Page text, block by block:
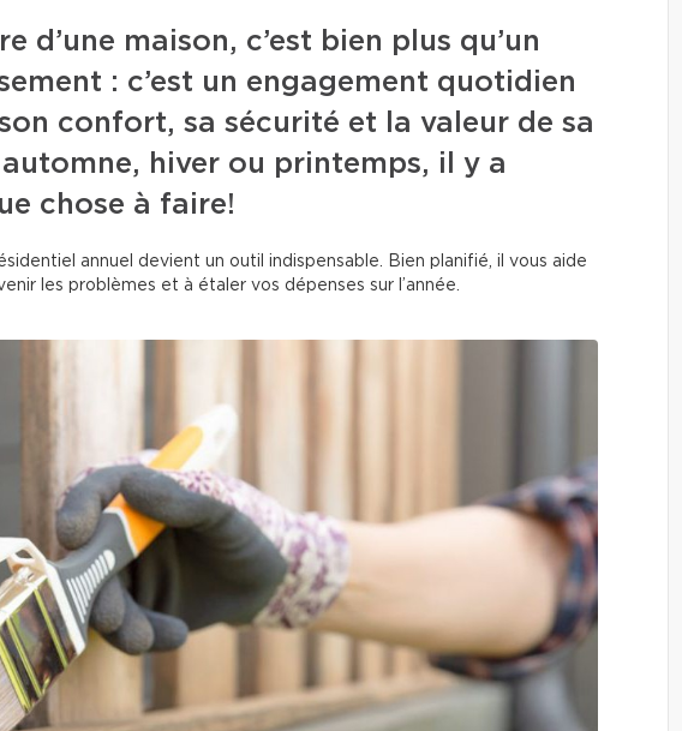
d’une maison, c’est bien plus qu’un
: c’est un engagement quotidien
confort, sa sécurité et la valeur de sa
hiver ou printemps, il y a
chose à faire!
annuel devient un outil indispensable. Bien planifié, il vous aide
les problèmes et à étaler vos dépenses sur l’année.